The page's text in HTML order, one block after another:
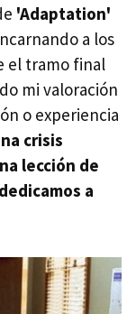
'Adaptation'
a los
el tramo final
mi valoración
o experiencia
crisis
lección de
a